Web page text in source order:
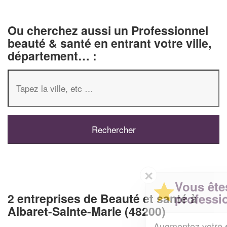
Ou cherchez aussi un Professionnel
beauté & santé en entrant votre ville,
département… :
2 entreprises de Beauté et santé à
Albaret-Sainte-Marie (48200)
Vous êtes un
professionnel ?